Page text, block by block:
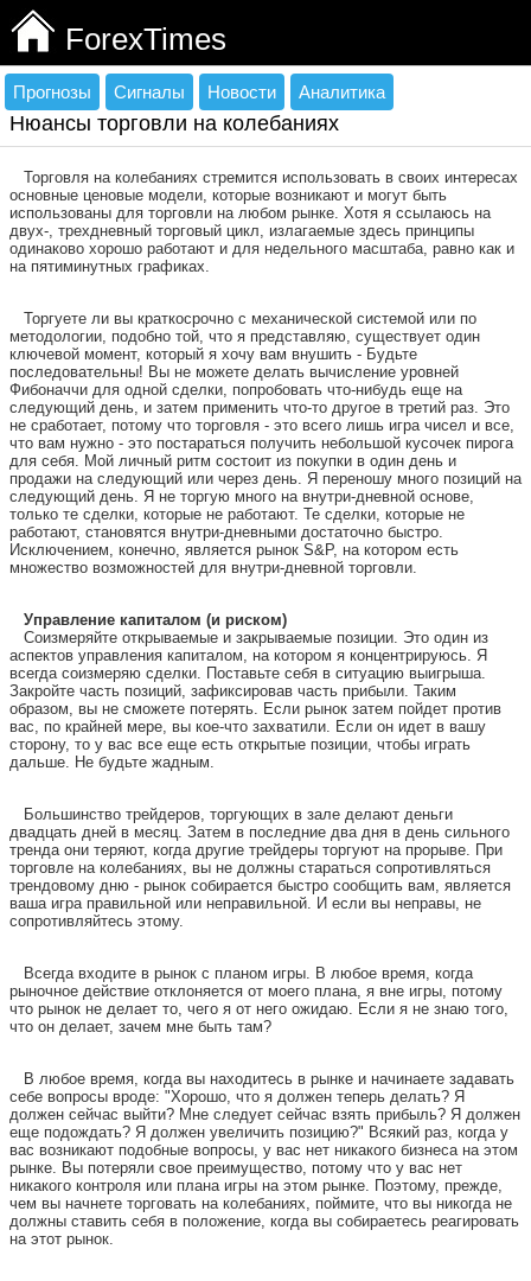
ForexTimes
Прогнозы Сигналы Новости Аналитика
Нюансы торговли на колебаниях
Торговля на колебаниях стремится использовать в своих интересах
основные ценовые модели, которые возникают и могут быть
использованы для торговли на любом рынке. Хотя я ссылаюсь на
двух-, трехдневный торговый цикл, излагаемые здесь принципы
одинаково хорошо работают и для недельного масштаба, равно как и
на пятиминутных графиках.
Торгуете ли вы краткосрочно с механической системой или по
методологии, подобно той, что я представляю, существует один
ключевой момент, который я хочу вам внушить - Будьте
последовательны! Вы не можете делать вычисление уровней
Фибоначчи для одной сделки, попробовать что-нибудь еще на
следующий день, и затем применить что-то другое в третий раз. Это
не сработает, потому что торговля - это всего лишь игра чисел и все,
что вам нужно - это постараться получить небольшой кусочек пирога
для себя. Мой личный ритм состоит из покупки в один день и
продажи на следующий или через день. Я переношу много позиций на
следующий день. Я не торгую много на внутри-дневной основе,
только те сделки, которые не работают. Те сделки, которые не
работают, становятся внутри-дневными достаточно быстро.
Исключением, конечно, является рынок S&P, на котором есть
множество возможностей для внутри-дневной торговли.
Управление капиталом (и риском)
Соизмеряйте открываемые и закрываемые позиции. Это один из
аспектов управления капиталом, на котором я концентрируюсь. Я
всегда соизмеряю сделки. Поставьте себя в ситуацию выигрыша.
Закройте часть позиций, зафиксировав часть прибыли. Таким
образом, вы не сможете потерять. Если рынок затем пойдет против
вас, по крайней мере, вы кое-что захватили. Если он идет в вашу
сторону, то у вас все еще есть открытые позиции, чтобы играть
дальше. Не будьте жадным.
Большинство трейдеров, торгующих в зале делают деньги
двадцать дней в месяц. Затем в последние два дня в день сильного
тренда они теряют, когда другие трейдеры торгуют на прорыве. При
торговле на колебаниях, вы не должны стараться сопротивляться
трендовому дню - рынок собирается быстро сообщить вам, является
ваша игра правильной или неправильной. И если вы неправы, не
сопротивляйтесь этому.
Всегда входите в рынок с планом игры. В любое время, когда
рыночное действие отклоняется от моего плана, я вне игры, потому
что рынок не делает то, чего я от него ожидаю. Если я не знаю того,
что он делает, зачем мне быть там?
В любое время, когда вы находитесь в рынке и начинаете задавать
себе вопросы вроде: "Хорошо, что я должен теперь делать? Я
должен сейчас выйти? Мне следует сейчас взять прибыль? Я должен
еще подождать? Я должен увеличить позицию?" Всякий раз, когда у
вас возникают подобные вопросы, у вас нет никакого бизнеса на этом
рынке. Вы потеряли свое преимущество, потому что у вас нет
никакого контроля или плана игры на этом рынке. Поэтому, прежде,
чем вы начнете торговать на колебаниях, поймите, что вы никогда не
должны ставить себя в положение, когда вы собираетесь реагировать
на этот рынок.